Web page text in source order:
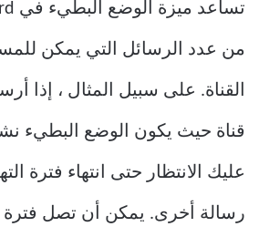
من عدد الرسائل التي يمكن
القناة. على سبيل المثال ، إذا
قناة حيث يكون الوضع البطيء
عليك الانتظار حتى انتهاء فترة
رسالة أخرى. يمكن أن تصل فترة